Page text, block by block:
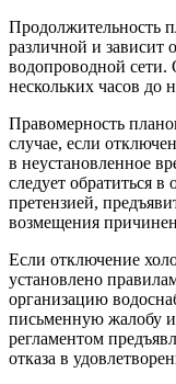
Продолжительность
различной и зависит
водопроводной сети.
нескольких часов до
Правомерность
случае, если
в неустановленное
следует обратиться
претензией,
возмещения
Если отключение
установлено
организацию
письменную жалобу и
регламентом
отказа в